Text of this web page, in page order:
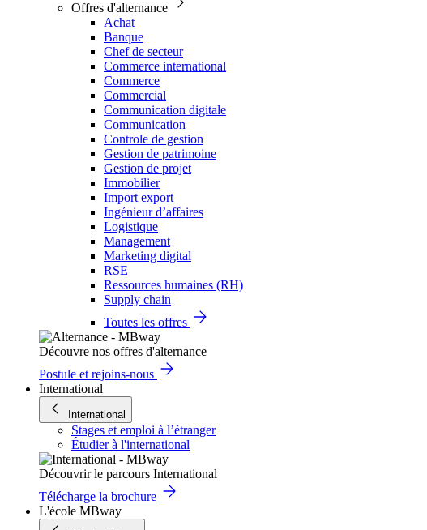
Offres d'alternance
Achat
Banque
Chef de secteur
Commerce international
Commerce
Commercial
Communication digitale
Communication
Controle de gestion
Gestion de patrimoine
Gestion de projet
Immobilier
Import export
Ingénieur d’affaires
Logistique
Management
Marketing digital
RSE
Ressources humaines (RH)
Supply chain
Toutes les offres
Découvre nos offres d'alternance
Postule et rejoins-nous
International
International
Stages et emploi à l’étranger
Étudier à l'international
Découvrir le parcours International
Télécharge la brochure
L'école MBway